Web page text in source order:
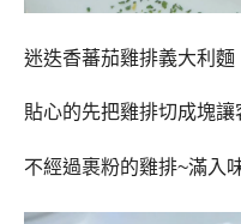
迷迭香蕃茄雞排義大利麵
貼心的先把雞排切成塊讓
不經過裹粉的雞排~滿入